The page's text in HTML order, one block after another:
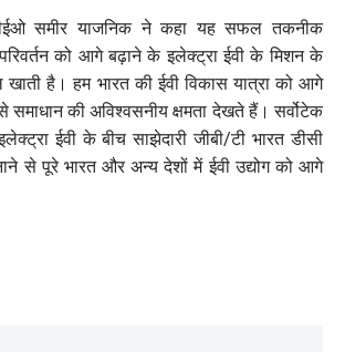
समीर याजनिक ने कहा यह सफल तकनीक
को आगे बढ़ाने के इलेक्ट्रा ईवी के मिशन के
है। हम भारत की ईवी विकास यात्रा को आगे
समाधान की अविश्वसनीय क्षमता देखते हैं। सर्वोटेक
ईवी के बीच साझेदारी जीबी/टी भारत डीसी
से पूरे भारत और अन्य देशों में ईवी उद्योग को आगे